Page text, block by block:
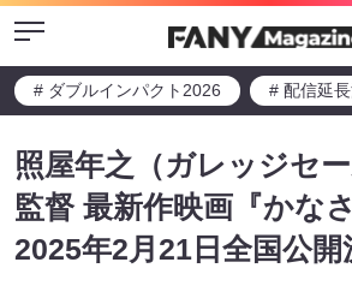
Menu
# ダブルインパクト2026 # 配信延
照屋年之（ガレッジセー
監督 最新作映画『かな
2025年2月21日全国公開